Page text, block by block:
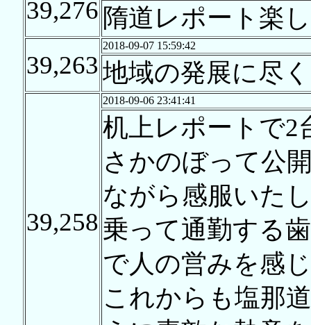
39,276 隋道レポート楽
39,263
2018-09-07 15:59:42
地域の発展に尽
39,258
2018-09-06 23:41:41
机上レポートで2
さかのぼって公
ながら感服いた
乗って通勤する
で人の営みを感
これからも塩那